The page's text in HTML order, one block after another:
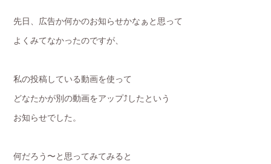
先日、広告か何かのお知らせかなぁと思って
よくみてなかったのですが、
私の投稿している動画を使って
どなたかが別の動画をアップ⤴️したという
お知らせでした。
何だろう〜と思ってみてみると